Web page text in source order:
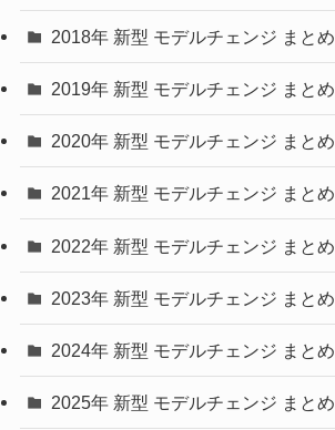
(30)
(27)
(10)
(35)
(10)
(9)
(22)
(4)
(9)
2018年 新型 モデルチェンジ まとめ
2019年 新型 モデルチェンジ まとめ
2020年 新型 モデルチェンジ まとめ
2021年 新型 モデルチェンジ まとめ
2022年 新型 モデルチェンジ まとめ
2023年 新型 モデルチェンジ まとめ
2024年 新型 モデルチェンジ まとめ
2025年 新型 モデルチェンジ まとめ